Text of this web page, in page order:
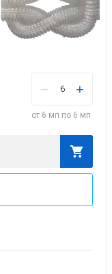
− +
от 6 мп по 6 мп